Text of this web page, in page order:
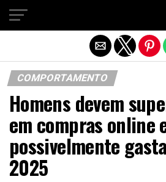
COMPORTAMENTO
Homens devem
em compras online
possivelmente
2025